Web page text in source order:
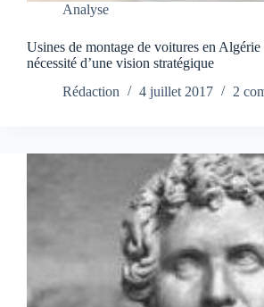
Analyse
Usines de montage de voitures en Algérie
nécessité d’une vision stratégique
Rédaction
4 juillet 2017 2